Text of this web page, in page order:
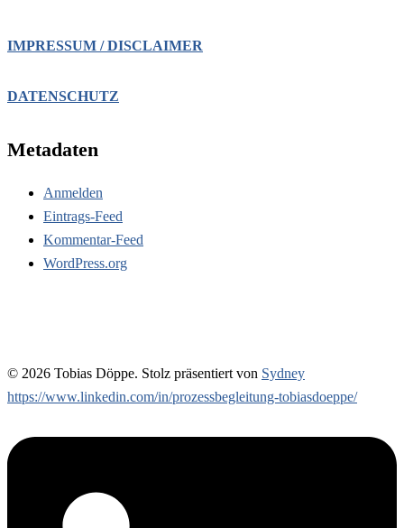
IMPRESSUM / DISCLAIMER
DATENSCHUTZ
Metadaten
Anmelden
Eintrags-Feed
Kommentar-Feed
WordPress.org
© 2026 Tobias Döppe. Stolz präsentiert von Sydney
https://www.linkedin.com/in/prozessbegleitung-tobiasdoeppe/